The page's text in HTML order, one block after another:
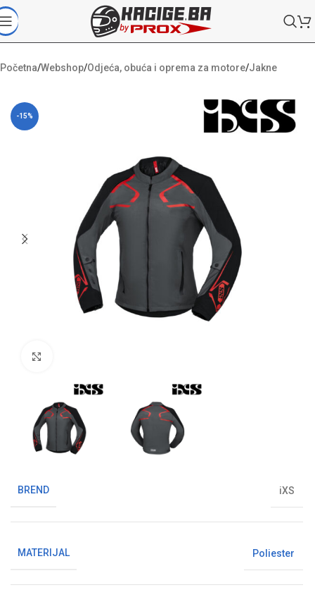
Početna/Webshop/Odjeća, obuća i oprema za motore/Jakne
-15%
BREND iXS
MATERIJAL Poliester